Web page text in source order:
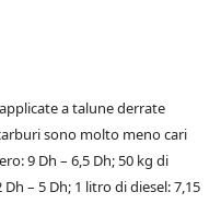
a talune derrate
sono molto meno cari
9 Dh – 6,5 Dh; 50 kg di
– 5 Dh; 1 litro di diesel: 7,15